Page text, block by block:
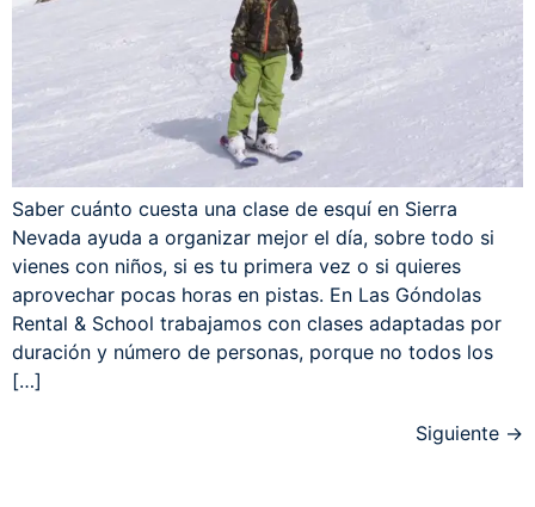
Saber cuánto cuesta una clase de esquí en Sierra
Nevada ayuda a organizar mejor el día, sobre todo si
vienes con niños, si es tu primera vez o si quieres
aprovechar pocas horas en pistas. En Las Góndolas
Rental & School trabajamos con clases adaptadas por
duración y número de personas, porque no todos los
[…]
Siguiente →